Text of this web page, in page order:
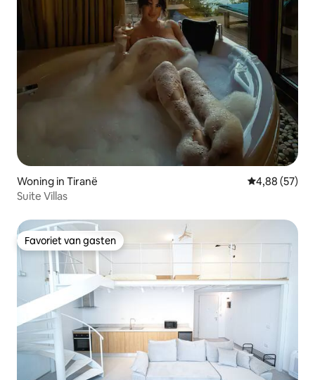
Woning in Tiranë Gemiddelde
4,88 (57)
Suite Villas
Favoriet van gasten
Favoriet van gasten